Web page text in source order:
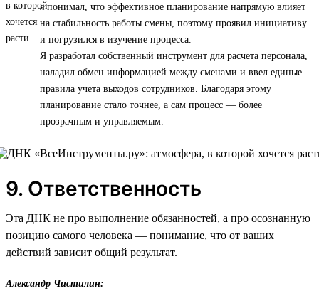
я понимал, что эффективное планирование напрямую влияет
на стабильность работы смены, поэтому проявил инициативу
и погрузился в изучение процесса.
Я разработал собственный инструмент для расчета персонала,
наладил обмен информацией между сменами и ввел единые
правила учета выходов сотрудников. Благодаря этому
планирование стало точнее, а сам процесс — более
прозрачным и управляемым.
9. Ответственность
Эта ДНК не про выполнение обязанностей, а про осознанную
позицию самого человека — понимание, что от ваших
действий зависит общий результат.
Александр Чистилин: